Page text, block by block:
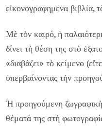
εἰκονογραφημένα βιβλία,
Μὲ τὸν καιρό, ἡ
δίνει τὴ θέση της στὸ
«διαβάζει» τὸ κείμενο
ὑπερβαίνοντας τὴν
Ἡ προηγούμενη
θέματά της στὴ